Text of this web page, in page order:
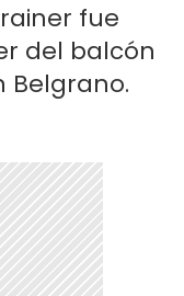
fue
del balcón